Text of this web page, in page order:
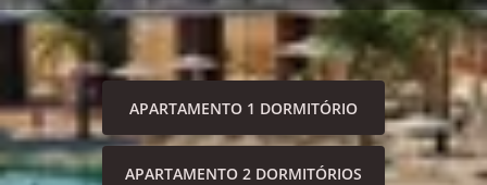
APARTAMENTO 1 DORMITÓRIO
APARTAMENTO 2 DORMITÓRIOS